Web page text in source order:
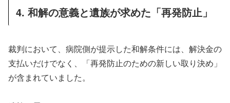
4. 和解の意義と遺族が求めた「再発防止」
裁判において、病院側が提示した和解条件には、解決金の
支払いだけでなく、「再発防止のための新しい取り決め」
が含まれていました。